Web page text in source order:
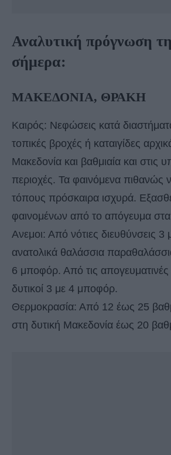
Αναλυτική πρόγνωση
σήμερα:
ΜΑΚΕΔΟΝΙΑ, ΘΡΑΚΗ
Καιρός: Νεφώσεις κατά
τοπικές βροχές ή καταιγίδες
Μακεδονία και βαθμιαία και στις
περιοχές. Τα φαινόμενα πιθανώς
τόπους πρόσκαιρα ισχυρά.
φαινομένων από το απόγευμα στα
Ανεμοι: Από νότιες διευθύνσεις 3
ανατολικά θαλάσσια
6 μποφόρ. Από τις
δυτικοί 3 με 4 μποφόρ.
Θερμοκρασία: Από 12 έως 25
στη δυτική Μακεδονία έως 20